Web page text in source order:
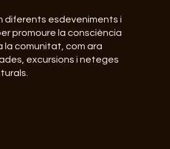
diferents esdeveniments i
promoure la consciència
la comunitat, com ara
excursions i neteges